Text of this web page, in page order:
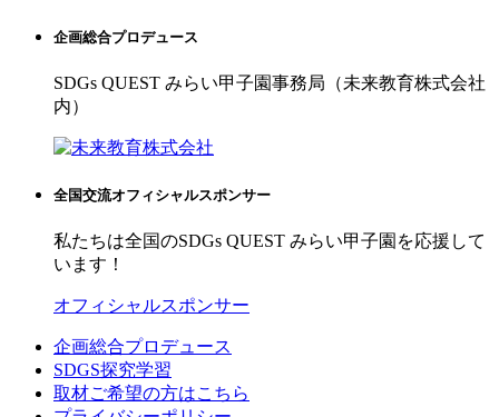
企画総合プロデュース
SDGs QUEST みらい甲子園事務局（未来教育株式会社
内）
全国交流オフィシャルスポンサー
私たちは全国のSDGs QUEST みらい甲子園を応援して
います！
オフィシャルスポンサー
企画総合プロデュース
SDGS探究学習
取材ご希望の方はこちら